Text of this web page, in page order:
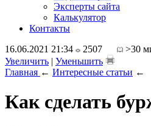
Эксперты сайта
Калькулятор
Контакты
16.06.2021 21:34
2507
>30
Увеличить | Уменьшить
Главная ← Интересные статьи ←
Как сделать